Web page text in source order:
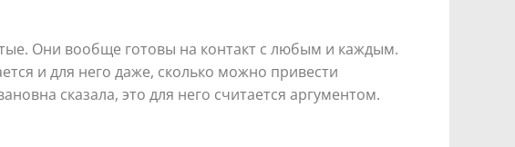
Они вообще готовы на контакт с любым и каждым.
и для него даже, сколько можно привести
сказала, это для него считается аргументом.